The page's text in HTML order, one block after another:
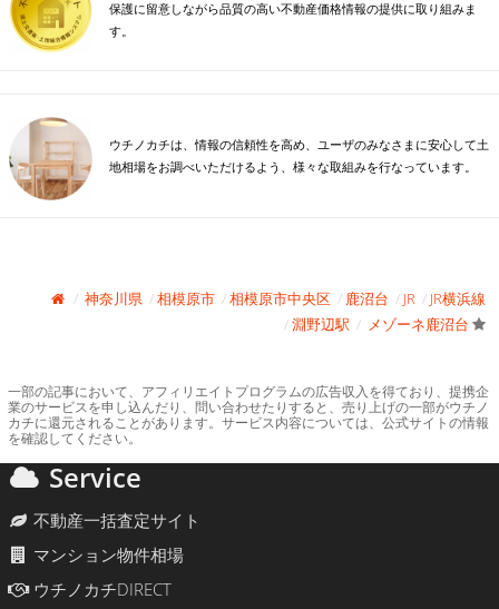
保護に留意しながら品質の高い不動産価格情報の提供に取り組みま
す。
ウチノカチは、情報の信頼性を高め、ユーザのみなさまに安心して土
地相場をお調べいただけるよう、様々な取組みを行なっています。
神奈川県 相模原市 相模原市中央区 鹿沼台 JR
JR横浜線
淵野辺駅
メゾーネ鹿沼台
一部の記事において、アフィリエイトプログラムの広告収入を得ており、提携企
業のサービスを申し込んだり、問い合わせたりすると、売り上げの一部がウチノ
カチに還元されることがあります。サービス内容については、公式サイトの情報
を確認してください。
Service
不動産一括査定サイト
マンション物件相場
ウチノカチDIRECT